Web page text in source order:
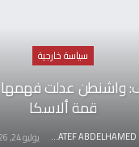
سياسة خارجية
واشنطن عدلت
قمة ألاسكا
AWATEF ABDELHAMED يوليو 24, 2026